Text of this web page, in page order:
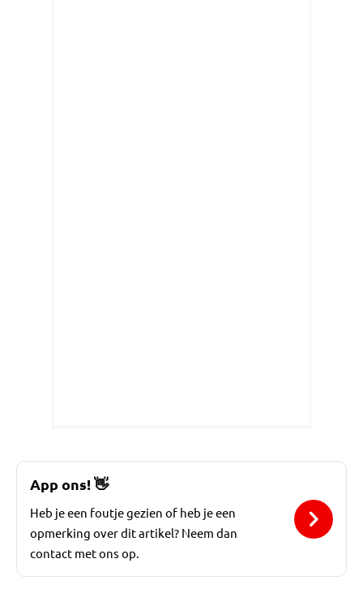
App ons!👋
Heb je een foutje gezien of heb je een
opmerking over dit artikel? Neem dan
contact met ons op.